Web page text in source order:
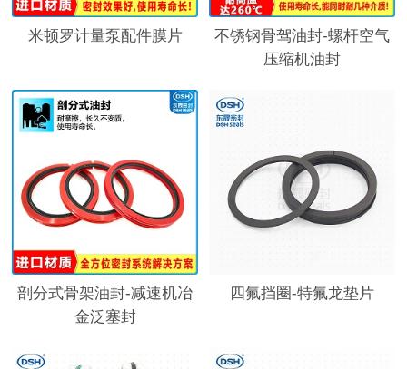
米顿罗计量泵配件膜片
不锈钢骨驾油封-螺杆空气
压缩机油封
剖分式骨架油封-减速机冶
金泛塞封
四氟挡圈-特氟龙垫片